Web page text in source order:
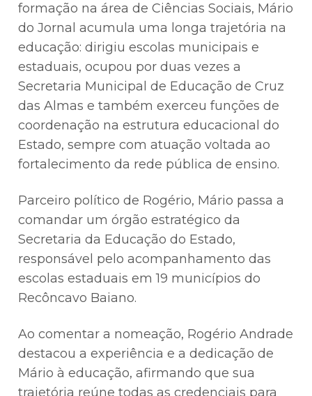
formação na área de Ciências Sociais, Mário
do Jornal acumula uma longa trajetória na
educação: dirigiu escolas municipais e
estaduais, ocupou por duas vezes a
Secretaria Municipal de Educação de Cruz
das Almas e também exerceu funções de
coordenação na estrutura educacional do
Estado, sempre com atuação voltada ao
fortalecimento da rede pública de ensino.
Parceiro político de Rogério, Mário passa a
comandar um órgão estratégico da
Secretaria da Educação do Estado,
responsável pelo acompanhamento das
escolas estaduais em 19 municípios do
Recôncavo Baiano.
Ao comentar a nomeação, Rogério Andrade
destacou a experiência e a dedicação de
Mário à educação, afirmando que sua
trajetória reúne todas as credenciais para